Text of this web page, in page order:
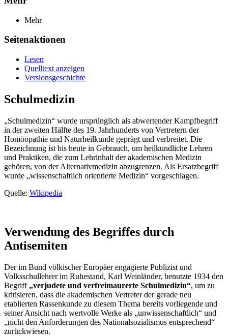
Mehr
Seitenaktionen
Lesen
Quelltext anzeigen
Versionsgeschichte
Schulmedizin
„Schulmedizin“ wurde ursprünglich als abwertender Kampfbegriff
in der zweiten Hälfte des 19. Jahrhunderts von Vertretern der
Homöopathie und Naturheilkunde geprägt und verbreitet. Die
Bezeichnung ist bis heute in Gebrauch, um heilkundliche Lehren
und Praktiken, die zum Lehrinhalt der akademischen Medizin
gehören, von der Alternativmedizin abzugrenzen. Als Ersatzbegriff
wurde „wissenschaftlich orientierte Medizin“ vorgeschlagen.
Quelle: Wikipedia
Verwendung des Begriffes durch
Antisemiten
Der im Bund völkischer Europäer engagierte Publizist und
Volksschullehrer im Ruhestand, Karl Weinländer, benutzte 1934 den
Begriff „verjudete und verfreimaurerte Schulmedizin“, um zu
kritisieren, dass die akademischen Vertreter der gerade neu
etablierten Rassenkunde zu diesem Thema bereits vorliegende und
seiner Ansicht nach wertvolle Werke als „unwissenschaftlich“ und
„nicht den Anforderungen des Nationalsozialismus entsprechend“
zurückwiesen.